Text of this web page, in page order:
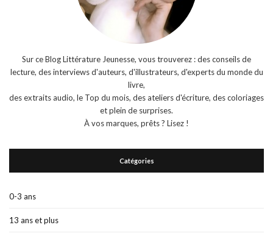
Sur ce Blog Littérature Jeunesse, vous trouverez : des conseils de
lecture, des interviews d'auteurs, d'illustrateurs, d'experts du monde du
livre,
des extraits audio, le Top du mois, des ateliers d'écriture, des coloriages
et plein de surprises.
À vos marques, prêts ? Lisez !
Catégories
0-3 ans
13 ans et plus